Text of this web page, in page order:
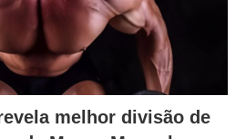
melhor divisão de